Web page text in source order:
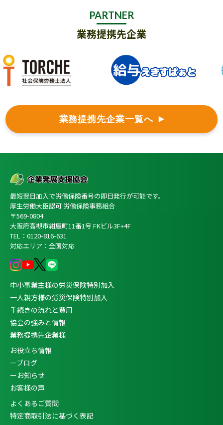
PARTNER
業務提携先企業
業務提携先企業一覧へ
最短翌日加入で労働保険番号の即日発行が可能です。
厚生労働大臣認可 労働保険事務組合
〒569-0804
大阪府高槻市紺屋町11番1号 FKビル3F+4F
TEL：0120-816-631
対応エリア：全国対応
中小事業主様の労災保険特別加入
一人親方様の労災保険特別加入
手続きの流れと費用
協会の強みと情報
業務提携先企業様
お役立ち情報
ーブログ
ーお知らせ
お客様の声
よくあるご質問
特定商取引法に基づく表記